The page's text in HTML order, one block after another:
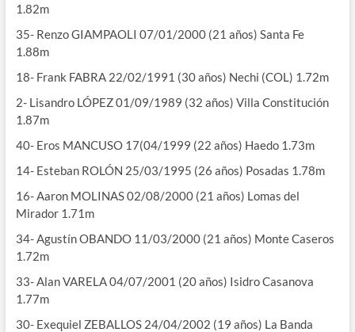
1.82m
35- Renzo GIAMPAOLI 07/01/2000 (21 años) Santa Fe
1.88m
18- Frank FABRA 22/02/1991 (30 años) Nechi (COL) 1.72m
2- Lisandro LÓPEZ 01/09/1989 (32 años) Villa Constitución
1.87m
40- Eros MANCUSO 17(04/1999 (22 años) Haedo 1.73m
14- Esteban ROLÓN 25/03/1995 (26 años) Posadas 1.78m
16- Aaron MOLINAS 02/08/2000 (21 años) Lomas del
Mirador 1.71m
34- Agustín OBANDO 11/03/2000 (21 años) Monte Caseros
1.72m
33- Alan VARELA 04/07/2001 (20 años) Isidro Casanova
1.77m
30- Exequiel ZEBALLOS 24/04/2002 (19 años) La Banda